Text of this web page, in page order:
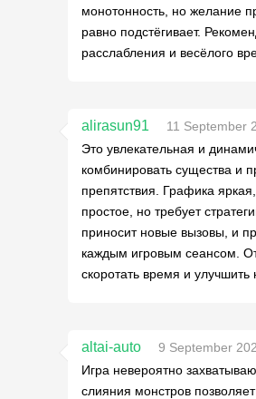
монотонность, но желание
равно подстёгивает.
расслабления и весёлого
alirasun91
11 September
Это увлекательная и
комбинировать существа и
препятствия. Графика
простое, но требует
приносит новые вызовы, и
каждым игровым сеансом.
скоротать время и улучшить
altai-auto
9 September
Игра невероятно
слияния монстров